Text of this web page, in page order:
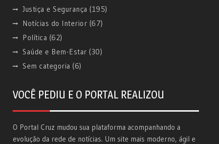
Justiça e Segurança (195)
Notícias do Interior (67)
Política (62)
Saúde e Bem-Estar (30)
Sem categoria (6)
VOCÊ PEDIU E O PORTAL REALIZOU
O Portal Cruz mudou sua plataforma acompanhando a
evolução da rede de notícias. Um site mais moderno, ágil e